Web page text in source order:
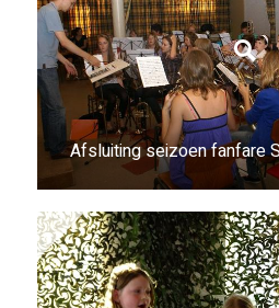
Afsluiting seizoen fanfare